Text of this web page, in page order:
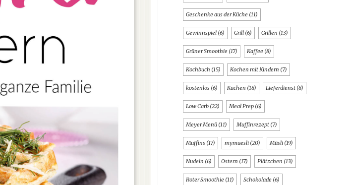
Geschenke aus der Küche (11)
Gewinnspiel (6) Grill (6) Grillen (13)
Grüner Smoothie (17) Kaffee (8)
Kochbuch (15) Kochen mit Kindern (7)
kostenlos (6) Kuchen (18) Lieferdienst (8)
Low Carb (22) Meal Prep (6)
Meyer Menü (11) Muffinrezept (7)
Muffins (17) mymuesli (20) Müsli (19)
Nudeln (6) Ostern (17) Plätzchen (13)
Roter Smoothie (11) Schokolade (6)